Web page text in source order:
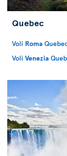
Quebec
Voli Roma
Voli Venezia